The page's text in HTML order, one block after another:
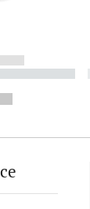
----------